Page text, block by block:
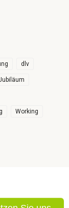
dlv
Working